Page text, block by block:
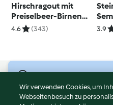
Hirschragout mit
Preiselbeer-Birnen
und Schupfnudeln
4.6 (343) 3.9
Nutzungsbedingungen
Wir verwenden Cookies, um
Webseitenbesuch zu